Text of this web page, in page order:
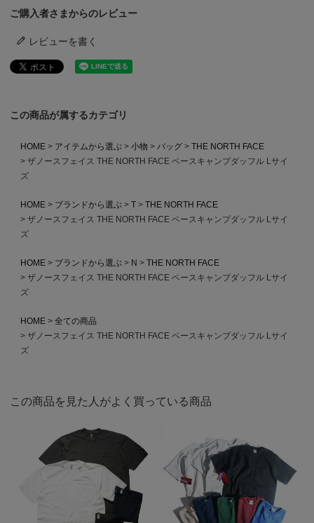
ご購入者さまからのレビュー
レビューを書く
この商品が属するカテゴリ
HOME アイテムから選ぶ 小物 バッグ
THE NORTH FACE
ザノースフェイス THE NORTH FACE ベースキャンプダッフル Lサイ
ズ
HOME ブランドから選ぶ T
THE NORTH FACE
ザノースフェイス THE NORTH FACE ベースキャンプダッフル Lサイ
ズ
HOME ブランドから選ぶ N
THE NORTH FACE
ザノースフェイス THE NORTH FACE ベースキャンプダッフル Lサイ
ズ
HOME
全ての商品
ザノースフェイス THE NORTH FACE ベースキャンプダッフル Lサイ
ズ
この商品を見た人がよく買っている商品